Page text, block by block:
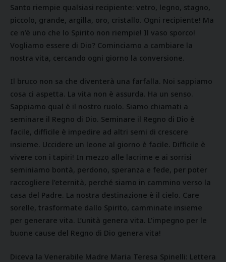
Santo riempie qualsiasi recipiente: vetro, legno, stagno,
piccolo, grande, argilla, oro, cristallo. Ogni recipiente! Ma
ce n’è uno che lo Spirito non riempie! Il vaso sporco!
Vogliamo essere di Dio? Cominciamo a cambiare la
nostra vita, cercando ogni giorno la conversione.
Il bruco non sa che diventerà una farfalla. Noi sappiamo
cosa ci aspetta. La vita non è assurda. Ha un senso.
Sappiamo qual è il nostro ruolo. Siamo chiamati a
seminare il Regno di Dio. Seminare il Regno di Dio è
facile, difficile è impedire ad altri semi di crescere
insieme. Uccidere un leone al giorno è facile. Difficile è
vivere con i tapiri! In mezzo alle lacrime e ai sorrisi
seminiamo bontà, perdono, speranza e fede, per poter
raccogliere l’eternità, perché siamo in cammino verso la
casa del Padre. La nostra destinazione è il cielo. Care
sorelle, trasformate dallo Spirito, camminate insieme
per generare vita. L’unità genera vita. L’impegno per le
buone cause del Regno di Dio genera vita!
Diceva la Venerabile Madre Maria Teresa Spinelli: Lettera